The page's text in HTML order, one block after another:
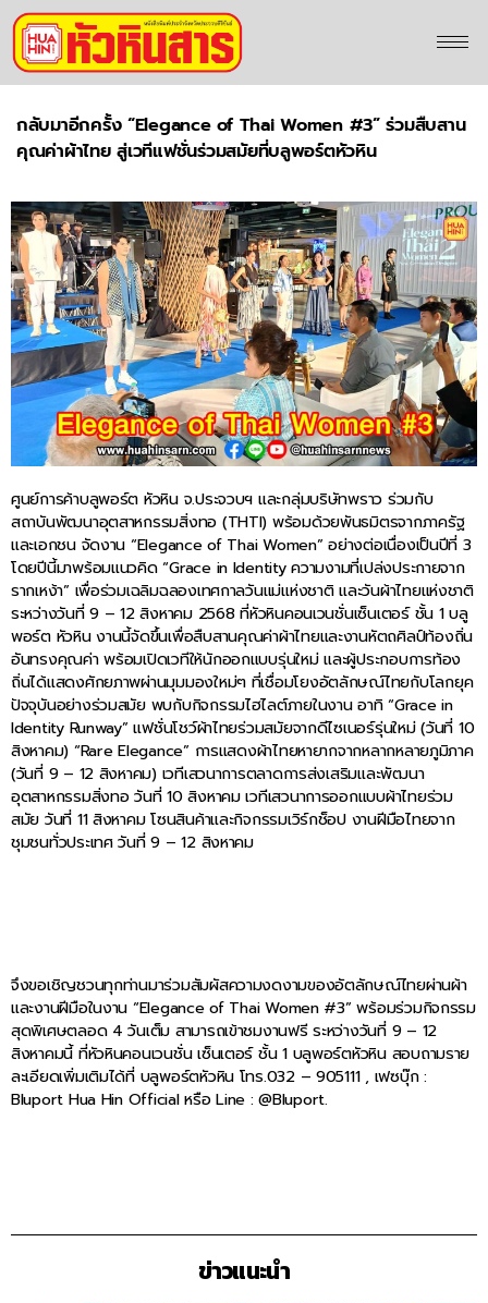
กลับมาอีกครั้ง “Elegance of Thai Women #3” ร่วมสืบสาน
คุณค่าผ้าไทย สู่เวทีแฟชั่นร่วมสมัยที่บลูพอร์ตหัวหิน
ศูนย์การค้าบลูพอร์ต หัวหิน จ.ประจวบฯ และกลุ่มบริษัทพราว ร่วมกับ
สถาบันพัฒนาอุตสาหกรรมสิ่งทอ (THTI) พร้อมด้วยพันธมิตรจากภาครัฐ
และเอกชน จัดงาน “Elegance of Thai Women” อย่างต่อเนื่องเป็นปีที่ 3
โดยปีนี้มาพร้อมแนวคิด “Grace in Identity ความงามที่เปล่งประกายจาก
รากเหง้า” เพื่อร่วมเฉลิมฉลองเทศกาลวันแม่แห่งชาติ และวันผ้าไทยแห่งชาติ
ระหว่างวันที่ 9 – 12 สิงหาคม 2568 ที่หัวหินคอนเวนชั่นเซ็นเตอร์ ชั้น 1 บลู
พอร์ต หัวหิน งานนี้จัดขึ้นเพื่อสืบสานคุณค่าผ้าไทยและงานหัตถศิลป์ท้องถิ่น
อันทรงคุณค่า พร้อมเปิดเวทีให้นักออกแบบรุ่นใหม่ และผู้ประกอบการท้อง
ถิ่นได้แสดงศักยภาพผ่านมุมมองใหม่ๆ ที่เชื่อมโยงอัตลักษณ์ไทยกับโลกยุค
ปัจจุบันอย่างร่วมสมัย พบกับกิจกรรมไฮไลต์ภายในงาน อาทิ “Grace in
Identity Runway” แฟชั่นโชว์ผ้าไทยร่วมสมัยจากดีไซเนอร์รุ่นใหม่ (วันที่ 10
สิงหาคม) “Rare Elegance” การแสดงผ้าไทยหายากจากหลากหลายภูมิภาค
(วันที่ 9 – 12 สิงหาคม) เวทีเสวนาการตลาดการส่งเสริมและพัฒนา
อุตสาหกรรมสิ่งทอ วันที่ 10 สิงหาคม เวทีเสวนาการออกแบบผ้าไทยร่วม
สมัย วันที่ 11 สิงหาคม โซนสินค้าและกิจกรรมเวิร์กช็อป งานฝีมือไทยจาก
ชุมชนทั่วประเทศ วันที่ 9 – 12 สิงหาคม
จึงขอเชิญชวนทุกท่านมาร่วมสัมผัสความงดงามของอัตลักษณ์ไทยผ่านผ้า
และงานฝีมือในงาน “Elegance of Thai Women #3” พร้อมร่วมกิจกรรม
สุดพิเศษตลอด 4 วันเต็ม สามารถเข้าชมงานฟรี ระหว่างวันที่ 9 – 12
สิงหาคมนี้ ที่หัวหินคอนเวนชั่น เซ็นเตอร์ ชั้น 1 บลูพอร์ตหัวหิน สอบถามราย
ละเอียดเพิ่มเติมได้ที่ บลูพอร์ตหัวหิน โทร.032 – 905111 , เฟซบุ๊ก :
Bluport Hua Hin Official หรือ Line : @Bluport.
ข่าวแนะนำ